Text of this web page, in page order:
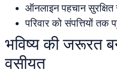
ऑनलाइन पहचान सुरक्षित
परिवार को संपत्तियों तक
भविष्य की जरूरत
वसीयत